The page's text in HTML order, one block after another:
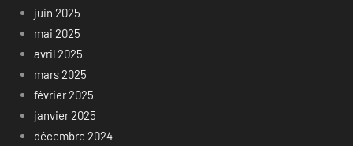
juin 2025
mai 2025
avril 2025
mars 2025
février 2025
janvier 2025
décembre 2024